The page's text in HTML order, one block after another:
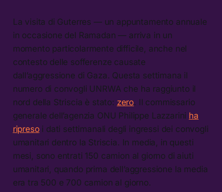
La visita di Guterres — un appuntamento annuale
in occasione del Ramadan — arriva in un
momento particolarmente difficile, anche nel
contesto delle sofferenze causate
dall’aggressione di Gaza. Questa settimana il
numero di convogli UNRWA che ha raggiunto il
nord della Striscia è stato: zero. Il commissario
generale dell’agenzia ONU Philippe Lazzarini ha
ripresoi dati settimanali degli ingressi dei convogli
umanitari dentro la Striscia. In media, in questi
mesi, sono entrati 150 camion al giorno di aiuti
umanitari, quando prima dell’aggressione la media
era tra 500 e 700 camion al giorno.